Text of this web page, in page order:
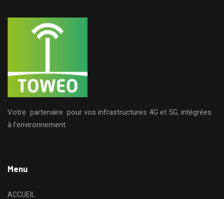
Votre partenaire pour vos infrastructures 4G et 5G, intégrées
à l’environnement.
Menu
ACCUEIL